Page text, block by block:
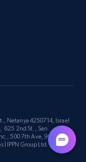
videos
Video url,
Netanya 4250714, Israel
625 2nd St., San
500 7th Ave, 9th Floor
| IPPN Group Ltd.